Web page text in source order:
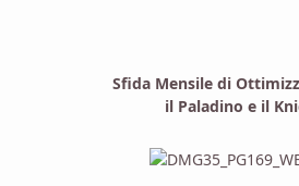
Sfida Mensile di
il Paladino e il